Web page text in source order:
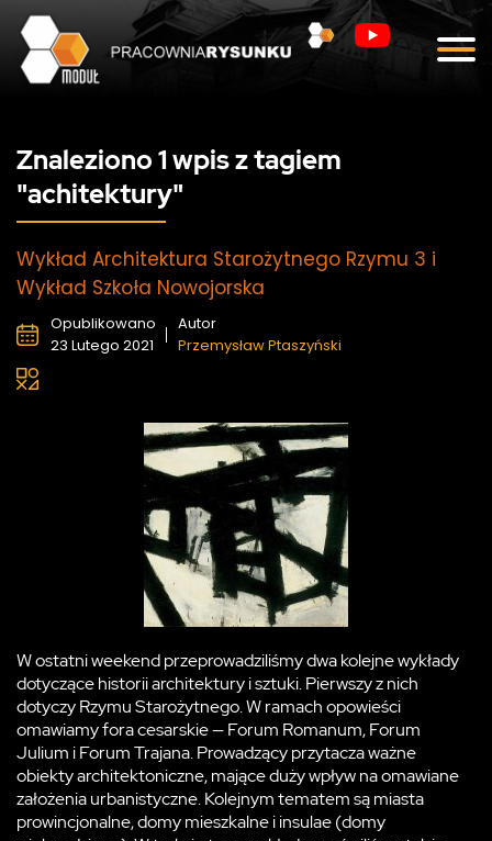
Kontakt
Znaleziono 1 wpis z tagiem
"achitektury"
Wykład Architektura Starożytnego Rzymu 3 i
Wykład Szkoła Nowojorska
Opublikowano
23 Lutego 2021
Autor
Przemysław Ptaszyński
W ostatni weekend przeprowadziliśmy dwa kolejne wykłady
dotyczące historii architektury i sztuki. Pierwszy z nich
dotyczy Rzymu Starożytnego. W ramach opowieści
omawiamy fora cesarskie — Forum Romanum, Forum
Julium i Forum Trajana. Prowadzący przytacza ważne
obiekty architektoniczne, mające duży wpływ na omawiane
założenia urbanistyczne. Kolejnym tematem są miasta
prowincjonalne, domy mieszkalne i insulae (domy